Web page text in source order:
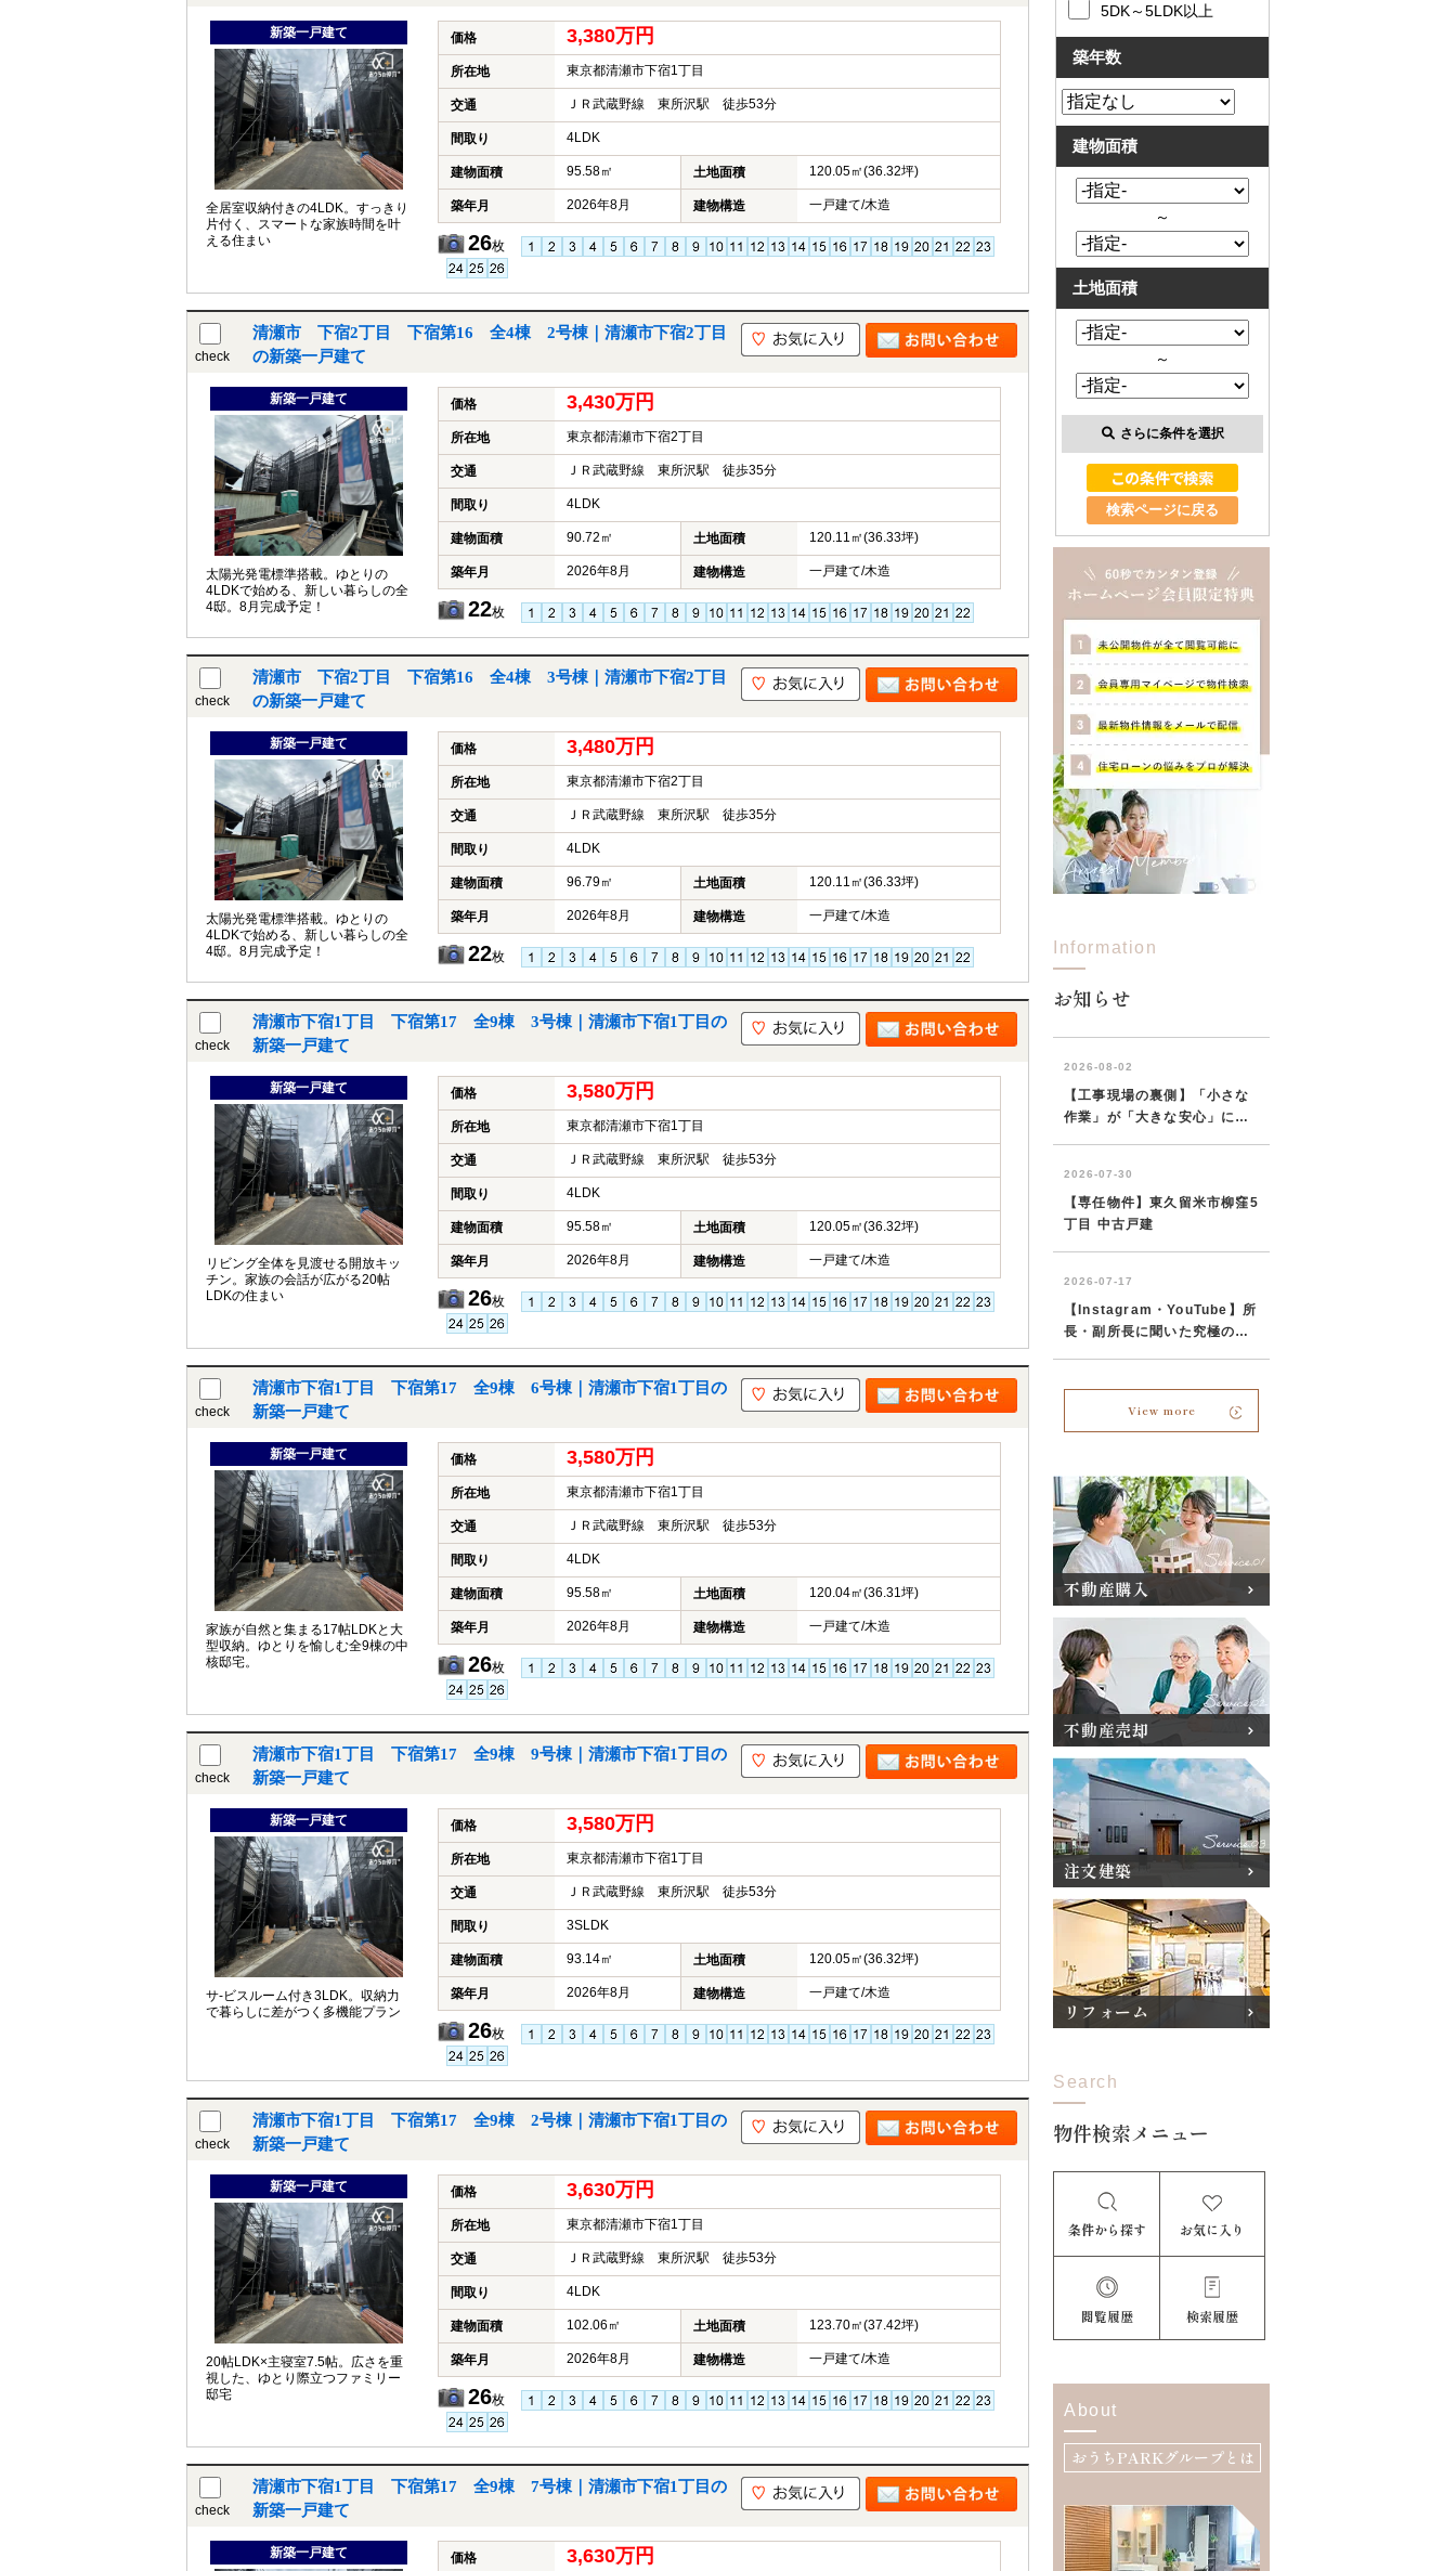
新築一戸建て
全居室収納付きの4LDK。すっきり
片付く、スマートな家族時間を叶
える住まい
価格 3,380万円
所在地 東京都清瀬市下宿1丁目
交通 ＪＲ武蔵野線 東所沢駅 徒歩53分
間取り 4LDK
建物面積 95.58㎡ 土地面積 120.05㎡(36.32坪)
築年月 2026年8月 建物構造 一戸建て/木造
26枚
check
清瀬市 下宿2丁目 下宿第16 全4棟 2号棟｜清瀬市下宿2丁目
の新築一戸建て
新築一戸建て
太陽光発電標準搭載。ゆとりの
4LDKで始める、新しい暮らしの全
4邸。8月完成予定！
価格 3,430万円
所在地 東京都清瀬市下宿2丁目
交通 ＪＲ武蔵野線 東所沢駅 徒歩35分
間取り 4LDK
建物面積 90.72㎡ 土地面積 120.11㎡(36.33坪)
築年月 2026年8月 建物構造 一戸建て/木造
22枚
check
清瀬市 下宿2丁目 下宿第16 全4棟 3号棟｜清瀬市下宿2丁目
の新築一戸建て
新築一戸建て
太陽光発電標準搭載。ゆとりの
4LDKで始める、新しい暮らしの全
4邸。8月完成予定！
価格 3,480万円
所在地 東京都清瀬市下宿2丁目
交通 ＪＲ武蔵野線 東所沢駅 徒歩35分
間取り 4LDK
建物面積 96.79㎡ 土地面積 120.11㎡(36.33坪)
築年月 2026年8月 建物構造 一戸建て/木造
22枚
check
清瀬市下宿1丁目 下宿第17 全9棟 3号棟｜清瀬市下宿1丁目の
新築一戸建て
新築一戸建て
リビング全体を見渡せる開放キッ
チン。家族の会話が広がる20帖
LDKの住まい
価格 3,580万円
所在地 東京都清瀬市下宿1丁目
交通 ＪＲ武蔵野線 東所沢駅 徒歩53分
間取り 4LDK
建物面積 95.58㎡ 土地面積 120.05㎡(36.32坪)
築年月 2026年8月 建物構造 一戸建て/木造
26枚
check
清瀬市下宿1丁目 下宿第17 全9棟 6号棟｜清瀬市下宿1丁目の
新築一戸建て
新築一戸建て
家族が自然と集まる17帖LDKと大
型収納。ゆとりを愉しむ全9棟の中
核邸宅。
価格 3,580万円
所在地 東京都清瀬市下宿1丁目
交通 ＪＲ武蔵野線 東所沢駅 徒歩53分
間取り 4LDK
建物面積 95.58㎡ 土地面積 120.04㎡(36.31坪)
築年月 2026年8月 建物構造 一戸建て/木造
26枚
check
清瀬市下宿1丁目 下宿第17 全9棟 9号棟｜清瀬市下宿1丁目の
新築一戸建て
新築一戸建て
サ-ビスルーム付き3LDK。収納力
で暮らしに差がつく多機能プラン
価格 3,580万円
所在地 東京都清瀬市下宿1丁目
交通 ＪＲ武蔵野線 東所沢駅 徒歩53分
間取り 3SLDK
建物面積 93.14㎡ 土地面積 120.05㎡(36.32坪)
築年月 2026年8月 建物構造 一戸建て/木造
26枚
check
清瀬市下宿1丁目 下宿第17 全9棟 2号棟｜清瀬市下宿1丁目の
新築一戸建て
新築一戸建て
20帖LDK×主寝室7.5帖。広さを重
視した、ゆとり際立つファミリー
邸宅
価格 3,630万円
所在地 東京都清瀬市下宿1丁目
交通 ＪＲ武蔵野線 東所沢駅 徒歩53分
間取り 4LDK
建物面積 102.06㎡ 土地面積 123.70㎡(37.42坪)
築年月 2026年8月 建物構造 一戸建て/木造
26枚
check
清瀬市下宿1丁目 下宿第17 全9棟 7号棟｜清瀬市下宿1丁目の
新築一戸建て
新築一戸建て 価格 3,630万円
5DK～5LDK以上
築年数
建物面積
～
土地面積
～
さらに条件を選択
検索ページに戻る
Information
お知らせ
View more
不動産購入
不動産売却
注文建築
リフォーム
Search
物件検索メニュー
条件から探す お気に入り
閲覧履歴 検索履歴
About
おうちPARKグループとは